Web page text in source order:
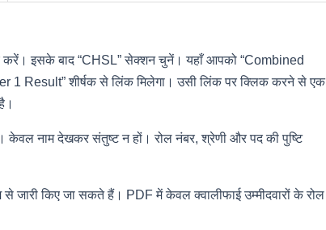
करें। इसके बाद “CHSL” सेक्शन चुनें। यहाँ आपको “Combined
Result” शीर्षक से लिंक मिलेगा। उसी लिंक पर क्लिक करने से एक
नाम देखकर संतुष्ट न हों। रोल नंबर, श्रेणी और पद की पुष्टि
किए जा सकते हैं। PDF में केवल क्वालीफाई उम्मीदवारों के रोल